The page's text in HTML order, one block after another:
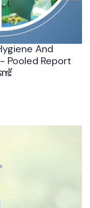
And
Pooled Report